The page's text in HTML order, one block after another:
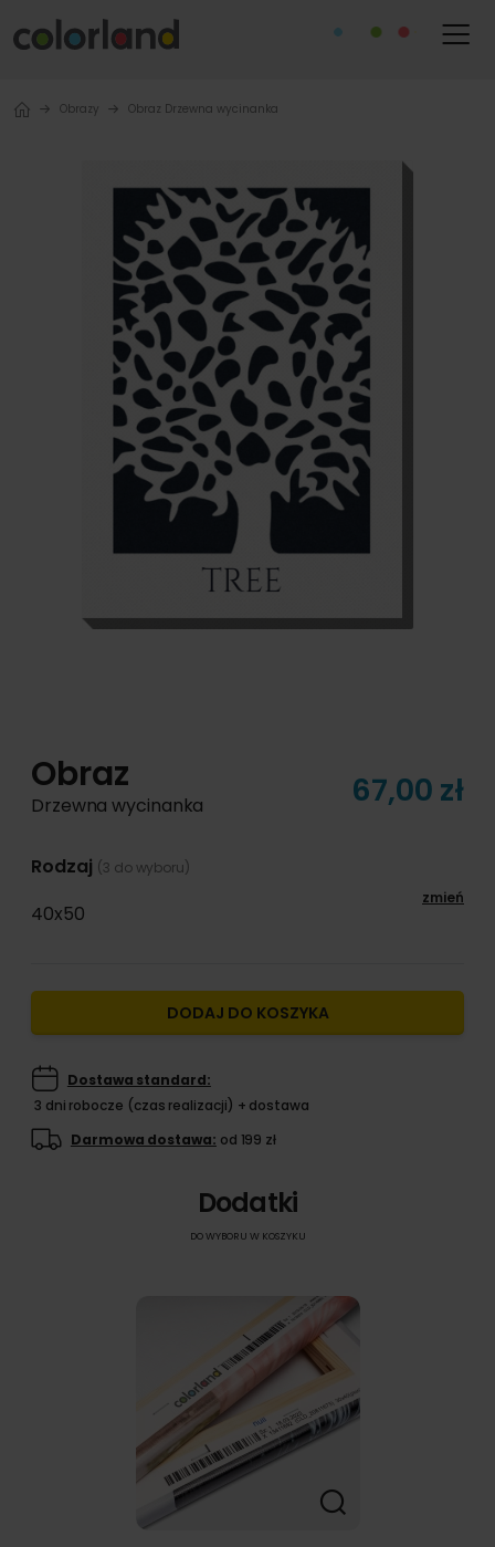
Obrazy Obraz Drzewna wycinanka
Obraz
Drzewna wycinanka 67,00 zł
Rodzaj (3 do wyboru)
40x50
zmień
DODAJ DO KOSZYKA
Dostawa standard:
3 dni robocze (czas realizacji) + dostawa
Darmowa dostawa: od 199 zł
Dodatki
DO WYBORU W KOSZYKU